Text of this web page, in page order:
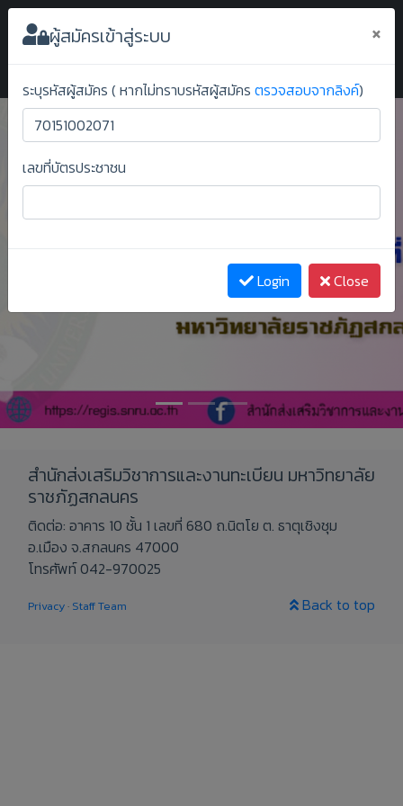
ระบบยืนยันสิทธิ์ออนไลน์ ม.ราชภัฏสกลนคร
ผู้สมัครเข้าสู่ระบบ ×
ระบุรหัสผู้สมัคร ( หากไม่ทราบรหัสผู้สมัคร ตรวจสอบจากลิงค์)
เลขที่บัตรประชาชน
Login Close Next
สำนักส่งเสริมวิชาการและงานทะเบียน มหาวิทยาลัย
ราชภัฏสกลนคร
ติดต่อ: อาคาร 10 ชั้น 1 เลขที่ 680 ถ.นิตโย ต. ธาตุเชิงชุม
อ.เมือง จ.สกลนคร 47000
โทรศัพท์ 042-970025
Back to top
Privacy· Staff Team